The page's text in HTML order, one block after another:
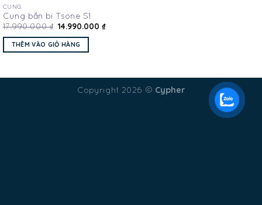
CUNG
Cung bắn bi Tsone S1
17.990.000₫ 14.990.000 ₫
THÊM VÀO GIỎ HÀNG
Copyright 2026 © Cypher